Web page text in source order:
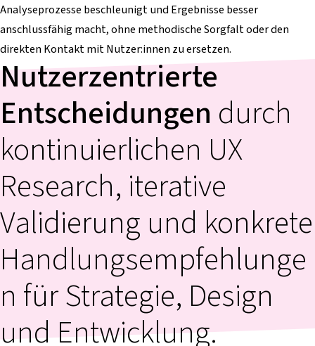
Analyseprozesse beschleunigt und Ergebnisse besser
anschlussfähig macht, ohne methodische Sorgfalt oder den
direkten Kontakt mit Nutzer:innen zu ersetzen.
Nutzerzentrierte
Entscheidungen durch
kontinuierlichen UX
Research, iterative
Validierung und konkrete
Handlungsempfehlunge
n für Strategie, Design
und Entwicklung.